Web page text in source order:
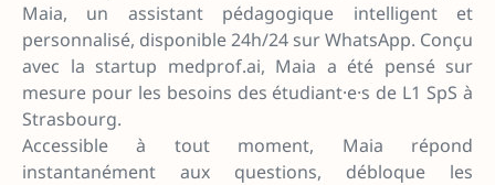
Maia, un assistant pédagogique intelligent et
personnalisé, disponible 24h/24 sur WhatsApp. Conçu
avec la startup medprof.ai, Maia a été pensé sur
mesure pour les besoins des étudiant·e·s de L1 SpS à
Strasbourg.
Accessible à tout moment, Maia répond
instantanément aux questions, débloque les